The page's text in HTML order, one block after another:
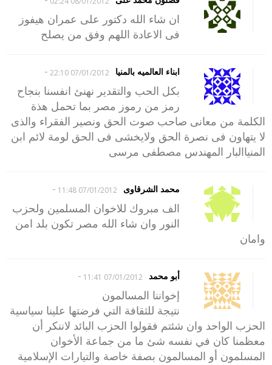
ان شاء الله دكتور على عمران هيفوز
فى الاعادة اللهم وفق من يصلح
ابناء العالميه بالمنيا 07/01/2012 22:10
-
بكل الحب والتقدير نهنئ انفسنا بنجاح
رمز من رموز مصر بما تحمل هذة
الكلمة من معانى صاحب صوت الحق ونصير الفقراء والذى
لا يتهاون فى نصرة الحق ولايخشى فى الحق لومة لائم ابن
المنياالبار المهندس مصطفى مرسى
محمد الشرقاوى 07/01/2012 11:48
-
الف مبروك للاخوان المسلمين ولحزب
النور وان شاء الله مصر تكون بلد امن
وامان
أبو محمد 07/01/2012 11:41
-
إخواننا المسالمون
نتيجة للثقافة التي فرضتها علينا سياسية
الحزب الواحد وان شئتم فقولوا الحزب البائد لاننكر أن
معظمنا كان في نفسه شئ ما من جماعة الأخوان
المسلمون أو المسالمون بصفة خاصة والتيارات الإسلامية